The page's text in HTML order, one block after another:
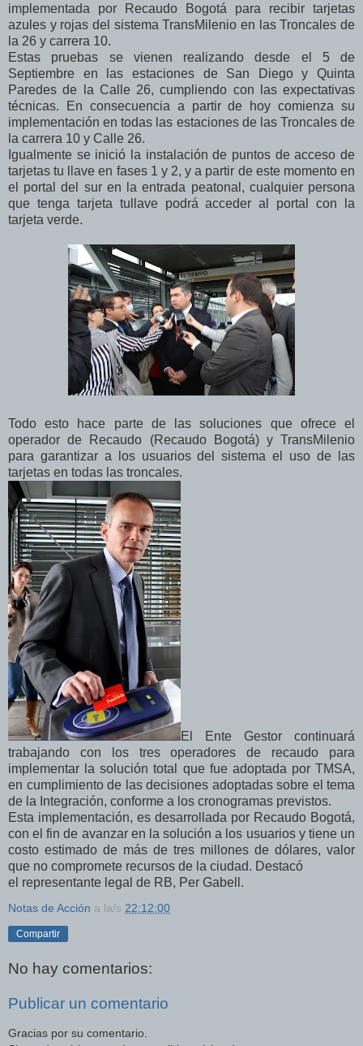
implementada por Recaudo Bogotá para recibir tarjetas
azules y rojas del sistema TransMilenio en las Troncales de
la 26 y carrera 10.
Estas pruebas se vienen realizando desde el 5 de
Septiembre en las estaciones de San Diego y Quinta
Paredes de la Calle 26, cumpliendo con las expectativas
técnicas. En consecuencia a partir de hoy comienza su
implementación en todas las estaciones de las Troncales de
la carrera 10 y Calle 26.
Igualmente se inició la instalación de puntos de acceso de
tarjetas tu llave en fases 1 y 2, y a partir de este momento en
el portal del sur en la entrada peatonal, cualquier persona
que tenga tarjeta tullave podrá acceder al portal con la
tarjeta verde.
Todo esto hace parte de las soluciones que ofrece el
operador de Recaudo (Recaudo Bogotá) y TransMilenio
para garantizar a los usuarios del sistema el uso de las
tarjetas en todas las troncales.
El Ente Gestor continuará
trabajando con los tres operadores de recaudo para
implementar la solución total que fue adoptada por TMSA,
en cumplimiento de las decisiones adoptadas sobre el tema
de la Integración, conforme a los cronogramas previstos.
Esta implementación, es desarrollada por Recaudo Bogotá,
con el fin de avanzar en la solución a los usuarios y tiene un
costo estimado de más de tres millones de dólares, valor
que no compromete recursos de la ciudad. Destacó
el representante legal de RB, Per Gabell.
Notas de Acción a la/s 22:12:00
Compartir
No hay comentarios:
Publicar un comentario
Gracias por su comentario.